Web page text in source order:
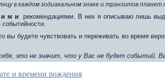
в каждом зодиакальном знаке и транзитов планет
и м ирекомендациями. В них я описываю лишь
вы будете чувствовать и переживать во время
это не значит, что у Вас не будет событий.
и времени рождения